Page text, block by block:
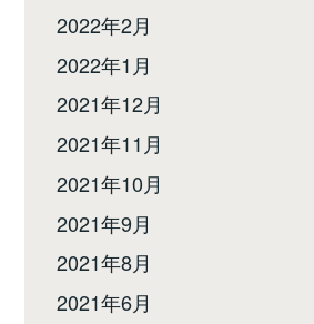
2022年2月
2022年1月
2021年12月
2021年11月
2021年10月
2021年9月
2021年8月
2021年6月